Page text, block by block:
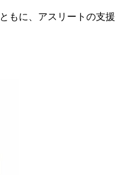
もに、アスリートの支援